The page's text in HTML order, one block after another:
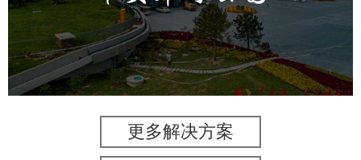
公园 AI人工智能 智慧公园
智能照明系统
智能垃圾桶
更多解决方案